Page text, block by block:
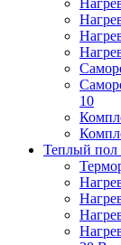
10
Теплый